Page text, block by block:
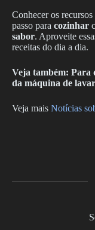
Conhecer os recursos
passo para cozinhar
sabor. Aproveite
receitas do dia a dia.
Veja também: Para
da máquina de
Veja mais Notícias